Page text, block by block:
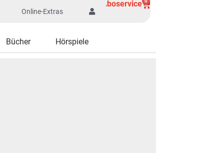
Online-Extras
Aboservice
Bücher Hörspiele